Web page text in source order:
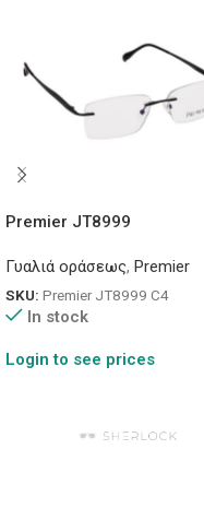
Premier JT8999
Γυαλιά οράσεως, Premier
SKU: Premier JT8999 C4
In stock
Login to see prices